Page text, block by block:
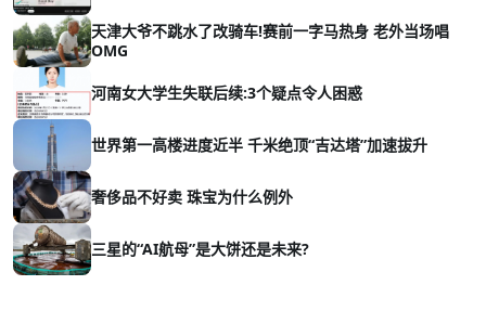
天津大爷不跳水了改骑车!赛前一字马热身 老外当场唱
OMG
河南女大学生失联后续:3个疑点令人困惑
世界第一高楼进度近半 千米绝顶“吉达塔”加速拔升
奢侈品不好卖 珠宝为什么例外
三星的“AI航母”是大饼还是未来?